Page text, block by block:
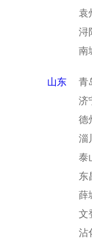
袁
浔
南
山东 青
济
德
淄
泰
东
薛
文
沾